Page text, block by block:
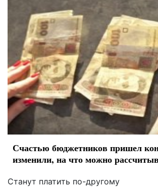
Счастью бюджетников пришел
изменили, на что можно
Станут платить по-другому